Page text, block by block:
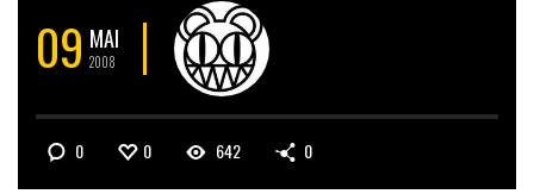
09 MAI
2008
0 0 642 0